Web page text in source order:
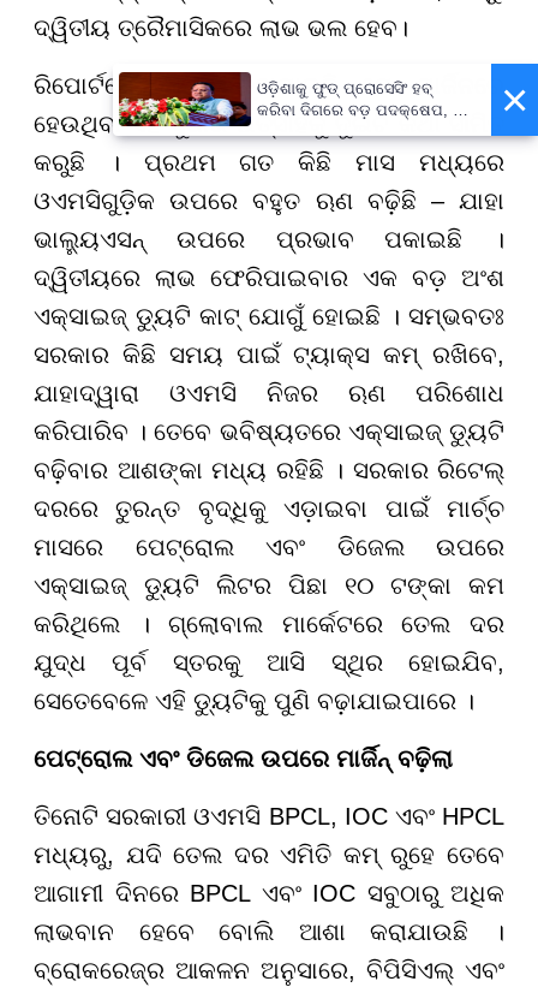
ଦ୍ୱିତୀୟ ତ୍ରୈମାସିକରେ ଲାଭ ଭଲ ହେବ।
ରିପୋର୍ଟରେ ଆହୁରି କୁହାଯାଇଛି ଯେ ମାର୍ଜିନରେ
ହେଉଥିବା ଏହି ସୁଧାର ଉତ୍ସାହକୁ ଦୁଇଟି କଥା ସୀମିତ
କରୁଛି । ପ୍ରଥମ ଗତ କିଛି ମାସ ମଧ୍ୟରେ
ଓଏମସିଗୁଡ଼ିକ ଉପରେ ବହୁତ ଋଣ ବଢ଼ିଛି – ଯାହା
ଭାଲ୍ୟୁଏସନ୍ ଉପରେ ପ୍ରଭାବ ପକାଇଛି ।
ଦ୍ୱିତୀୟରେ ଲାଭ ଫେରିପାଇବାର ଏକ ବଡ଼ ଅଂଶ
ଏକ୍ସାଇଜ୍ ଡ୍ୟୁଟି କାଟ୍ ଯୋଗୁଁ ହୋଇଛି । ସମ୍ଭବତଃ
ସରକାର କିଛି ସମୟ ପାଇଁ ଟ୍ୟାକ୍ସ କମ୍ ରଖିବେ,
ଯାହାଦ୍ୱାରା ଓଏମସି ନିଜର ଋଣ ପରିଶୋଧ
କରିପାରିବ । ତେବେ ଭବିଷ୍ୟତରେ ଏକ୍ସାଇଜ୍ ଡ୍ୟୁଟି
ବଢ଼ିବାର ଆଶଙ୍କା ମଧ୍ୟ ରହିଛି । ସରକାର ରିଟେଲ୍
ଦରରେ ତୁରନ୍ତ ବୃଦ୍ଧିକୁ ଏଡ଼ାଇବା ପାଇଁ ମାର୍ଚ୍ଚ
ମାସରେ ପେଟ୍ରୋଲ ଏବଂ ଡିଜେଲ ଉପରେ
ଏକ୍ସାଇଜ୍ ଡ୍ୟୁଟି ଲିଟର ପିଛା ୧୦ ଟଙ୍କା କମ
କରିଥିଲେ । ଗ୍ଲୋବାଲ ମାର୍କେଟରେ ତେଲ ଦର
ଯୁଦ୍ଧ ପୂର୍ବ ସ୍ତରକୁ ଆସି ସ୍ଥିର ହୋଇଯିବ,
ସେତେବେଳେ ଏହି ଡ୍ୟୁଟିକୁ ପୁଣି ବଢ଼ାଯାଇପାରେ ।
ପେଟ୍ରୋଲ ଏବଂ ଡିଜେଲ ଉପରେ ମାର୍ଜିନ୍ ବଢ଼ିଲା
ତିନୋଟି ସରକାରୀ ଓଏମସି BPCL, IOC ଏବଂ HPCL
ମଧ୍ୟରୁ, ଯଦି ତେଲ ଦର ଏମିତି କମ୍ ରୁହେ ତେବେ
ଆଗାମୀ ଦିନରେ BPCL ଏବଂ IOC ସବୁଠାରୁ ଅଧିକ
ଲାଭବାନ ହେବେ ବୋଲି ଆଶା କରାଯାଉଛି ।
ବ୍ରୋକରେଜ୍ର ଆକଳନ ଅନୁସାରେ, ବିପିସିଏଲ୍ ଏବଂ
×
ଓଡ଼ିଶାକୁ ଫୁଡ୍ ପ୍ରୋସେସିଂ ହବ୍
କରିବା ଦିଗରେ ବଡ଼ ପଦକ୍ଷେପ, ୪୨